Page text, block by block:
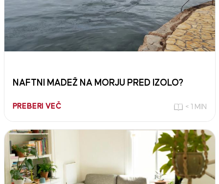
NAFTNI MADEŽ NA MORJU PRED IZOLO?
PREBERI VEČ < 1 MIN